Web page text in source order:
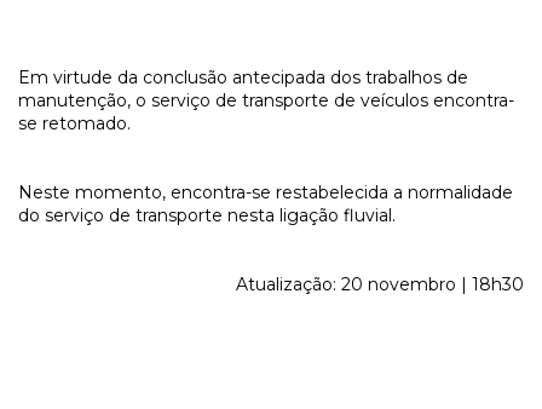
Em virtude da conclusão antecipada dos trabalhos de
manutenção, o serviço de transporte de veículos encontra-
se retomado.
Neste momento, encontra-se restabelecida a normalidade
do serviço de transporte nesta ligação fluvial.
Atualização: 20 novembro | 18h30